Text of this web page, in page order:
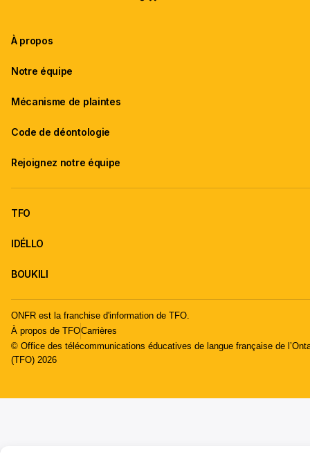
À propos
Notre équipe
Mécanisme de plaintes
Code de déontologie
Rejoignez notre équipe
TFO
IDÉLLO
BOUKILI
ONFR est la franchise d'information de TFO.
À propos de TFOCarrières
© Office des télécommunications éducatives de langue française de
(TFO) 2026